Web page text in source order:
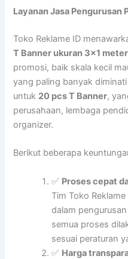
Layanan Jasa Pengurusan
Toko Reklame ID
T Banner ukuran 3×1 meter
promosi, baik skala kecil
yang paling banyak
untuk 20 pcs T Banner,
perusahaan, lembaga
organizer.
Berikut beberapa
✅ Proses cepat
Tim Toko
dalam
semua proses
sesuai peraturan
✅ Harga